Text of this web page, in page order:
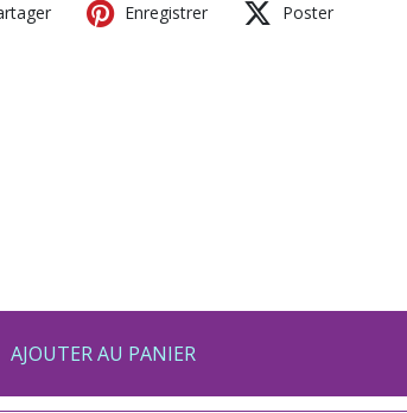
Enregistrer Poster
AJOUTER AU PANIER